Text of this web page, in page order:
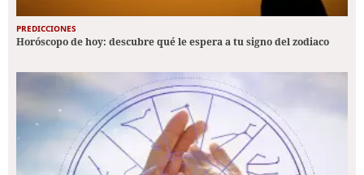
PREDICCIONES
Horóscopo de hoy: descubre qué le espera a tu signo del zodiaco